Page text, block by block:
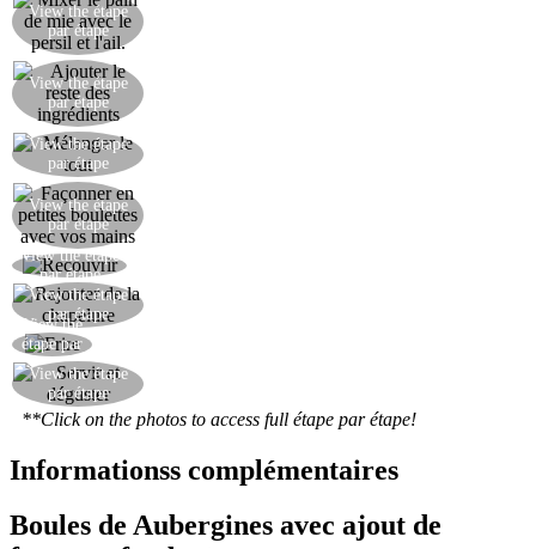
View the étape
par étape
View the étape
par étape
View the étape
par étape
View the étape
par étape
View the étape
par étape
View the étape
par étape
View the
étape par
étape
View the étape
par étape
**Click on the photos to access full étape par étape!
Informationss complémentaires
Boules de Aubergines avec ajout de